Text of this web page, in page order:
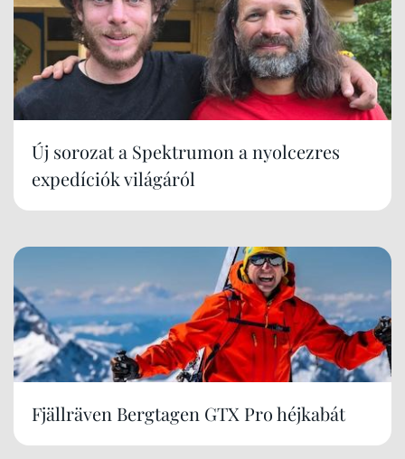
Új sorozat a Spektrumon a nyolcezres
expedíciók világáról
Fjällräven Bergtagen GTX Pro héjkabát